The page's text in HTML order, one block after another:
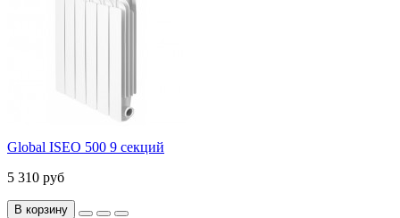
Global ISEO 500 9 секций
5 310 руб
В корзину